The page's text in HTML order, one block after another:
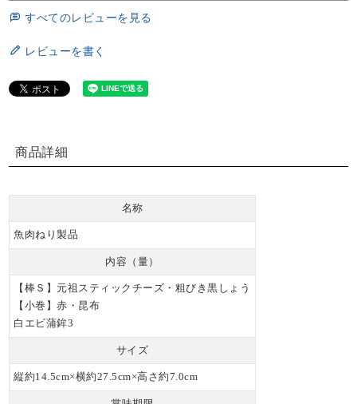
すべてのレビューを見る
レビューを書く
商品詳細
名称
魚肉ねり製品
内容（量）
【棒Ｓ】元祖スティックチーズ・粗びき黒しょう
【小巻】赤・昆布
白エビ蒲鉾3
サイズ
縦約14.5cm×横約27.5cm×高さ約7.0cm